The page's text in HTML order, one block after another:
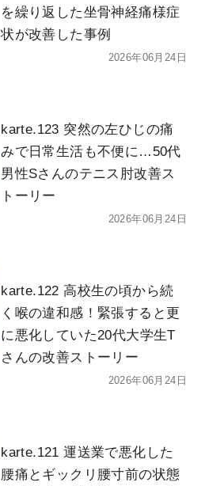
を繰り返した坐骨神経痛様症
状が改善した事例
2026年06月24日
karte.123 突然の左ひじの痛
みで日常生活も不便に…50代
男性Sさんのテニス肘改善ス
トーリー
2026年06月24日
karte.122 高校生の頃から続
く喉の違和感！緊張すると更
に悪化していた20代大学生T
さんの改善ストーリー
2026年06月24日
karte.121 運送業で悪化した
腰痛とギックリ腰寸前の状態